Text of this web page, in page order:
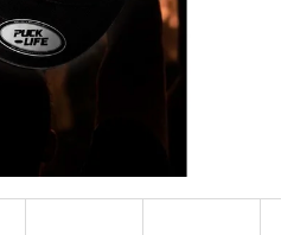
TRIKO - SUMMER HOCKEY
690 Kč